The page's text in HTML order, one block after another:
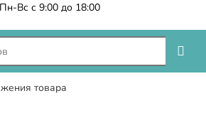
Пн-Вс с 9:00 до 18:00
увеличить